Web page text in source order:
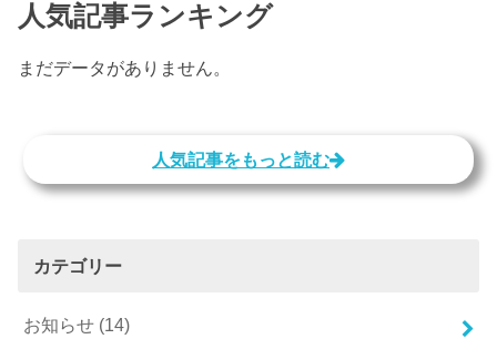
人気記事ランキング
まだデータがありません。
人気記事をもっと読む
カテゴリー
お知らせ (14)